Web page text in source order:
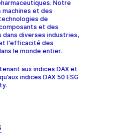
Notre
et des
de
et des
diverses industries,
l'efficacité des
le monde entier.
aux indices DAX et
indices DAX 50 ESG